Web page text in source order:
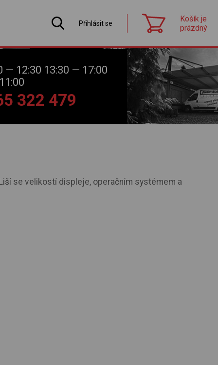
Přihlásit se
Košík je
prázdný
— 12:30 13:30 — 17:00
322 479
se velikostí displeje, operačním systémem a